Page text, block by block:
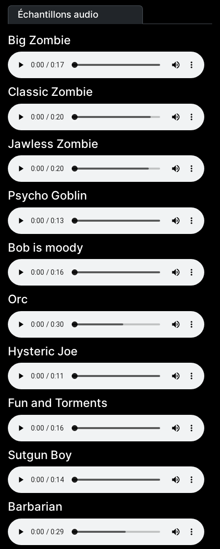
Échantillons audio
Big Zombie
Classic Zombie
Jawless Zombie
Psycho Goblin
Bob is moody
Orc
Hysteric Joe
Fun and Torments
Sutgun Boy
Barbarian